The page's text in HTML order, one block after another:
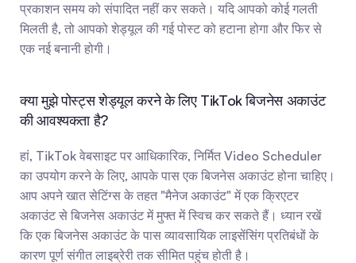
प्रकाशन समय को संपादित नहीं कर सकते। यदि आपको कोई गलती
मिलती है, तो आपको शेड्यूल की गई पोस्ट को हटाना होगा और फिर से
एक नई बनानी होगी।
क्या मुझे पोस्ट्स शेड्यूल करने के लिए TikTok बिजनेस अकाउंट
की आवश्यकता है?
हां, TikTok वेबसाइट पर आधिकारिक, निर्मित Video Scheduler
का उपयोग करने के लिए, आपके पास एक बिजनेस अकाउंट होना चाहिए।
आप अपने खात सेटिंग्स के तहत "मैनेज अकाउंट" में एक क्रिएटर
अकाउंट से बिजनेस अकाउंट में मुफ्त में स्विच कर सकते हैं। ध्यान रखें
कि एक बिजनेस अकाउंट के पास व्यावसायिक लाइसेंसिंग प्रतिबंधों के
कारण पूर्ण संगीत लाइब्रेरी तक सीमित पहुंच होती है।